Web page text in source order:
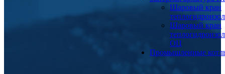
Шаровый кран
Шаровый кран
ОЦ
Промышленные